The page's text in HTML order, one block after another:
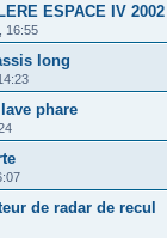
ESPACE IV 2002
16:55
long
phare
de radar de recul